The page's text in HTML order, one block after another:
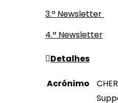
3.ª Newsletter
4.ª Newsletter
Detalhes
Acrónimo